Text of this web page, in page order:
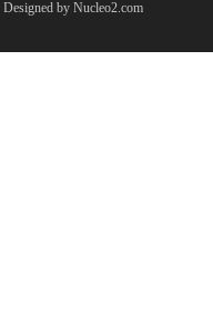
by Nucleo2.com